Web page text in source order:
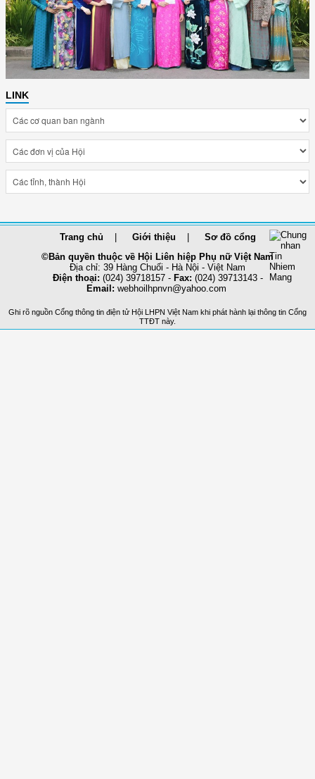
LINK
Trang chủ Giới thiệu
Sơ đồ cổng
©Bản quyền thuộc về Hội Liên hiệp Phụ nữ Việt Nam
Địa chỉ: 39 Hàng Chuối - Hà Nội - Việt Nam
Điện thoại: (024) 39718157 - Fax: (024) 39713143 -
Email: webhoilhpnvn@yahoo.com
Ghi rõ nguồn Cổng thông tin điện tử Hội LHPN Việt Nam khi phát hành lại thông tin Cổng
TTĐT này.